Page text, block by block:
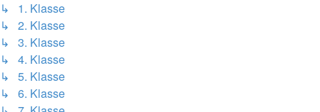
↳ 1. Klasse
↳ 2. Klasse
↳ 3. Klasse
↳ 4. Klasse
↳ 5. Klasse
↳ 6. Klasse